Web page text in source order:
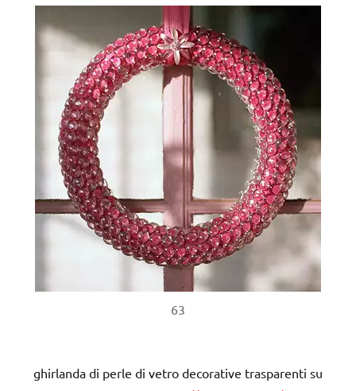
63
ghirlanda di perle di vetro decorative trasparenti su